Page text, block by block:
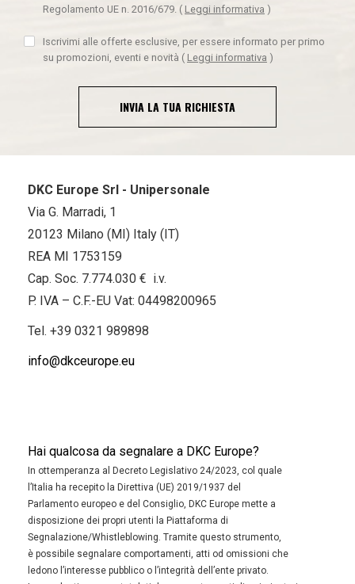
Regolamento UE n. 2016/679. ( Leggi informativa )
Iscrivimi alle offerte esclusive, per essere informato per primo
su promozioni, eventi e novità ( Leggi informativa )
INVIA LA TUA RICHIESTA
DKC Europe Srl - Unipersonale
Via G. Marradi, 1
20123 Milano (MI) Italy (IT)
REA MI 1753159
Cap. Soc. 7.774.030 € i.v.
P. IVA – C.F.-EU Vat: 04498200965
Tel. +39 0321 989898
info@dkceurope.eu
Hai qualcosa da segnalare a DKC Europe?
In ottemperanza al Decreto Legislativo 24/2023, col quale
l’Italia ha recepito la Direttiva (UE) 2019/1937 del
Parlamento europeo e del Consiglio, DKC Europe mette a
disposizione dei propri utenti la Piattaforma di
Segnalazione/Whistleblowing. Tramite questo strumento,
è possibile segnalare comportamenti, atti od omissioni che
ledono l’interesse pubblico o l’integrità dell’ente privato.